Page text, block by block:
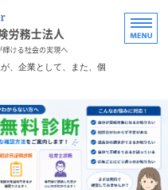
福島で労務・
、企業として、また、個